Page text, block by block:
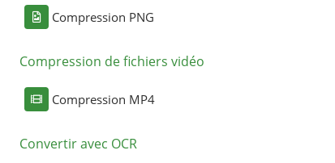
Compression PNG
Compression de fichiers vidéo
Compression MP4
Convertir avec OCR